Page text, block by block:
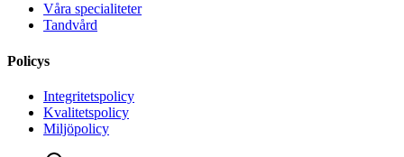
Våra specialiteter
Tandvård
Policys
Integritetspolicy
Kvalitetspolicy
Miljöpolicy